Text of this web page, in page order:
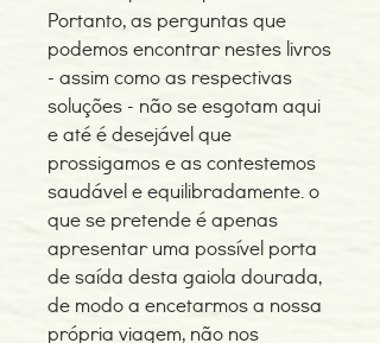
Portanto, as perguntas que
podemos encontrar nestes livros
- assim como as respectivas
soluções - não se esgotam aqui
e até é desejável que
prossigamos e as contestemos
saudável e equilibradamente. o
que se pretende é apenas
apresentar uma possível porta
de saída desta gaiola dourada,
de modo a encetarmos a nossa
própria viagem, não nos